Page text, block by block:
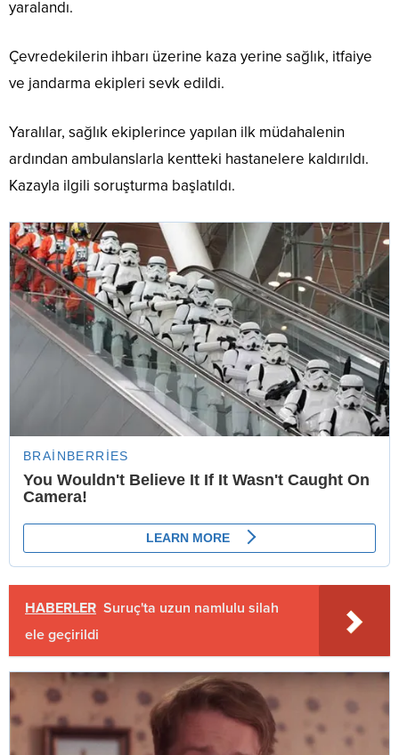
yaralandı.
Çevredekilerin ihbarı üzerine kaza yerine sağlık, itfaiye
ve jandarma ekipleri sevk edildi.
Yaralılar, sağlık ekiplerince yapılan ilk müdahalenin
ardından ambulanslarla kentteki hastanelere kaldırıldı.
Kazayla ilgili soruşturma başlatıldı.
HABERLER Suruç'ta uzun namlulu silah
ele geçirildi